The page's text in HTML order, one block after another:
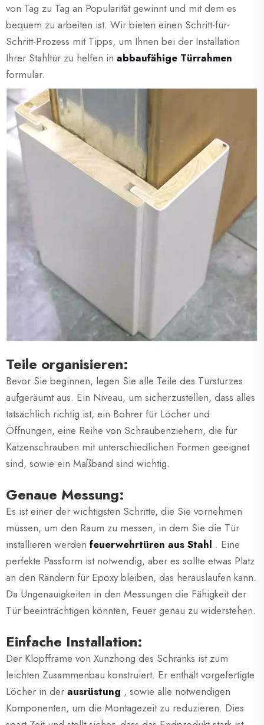
von Tag zu Tag an Popularität gewinnt und mit dem es
bequem zu arbeiten ist. Wir bieten einen Schritt-für-
Schritt-Prozess mit Tipps, um Ihnen bei der Installation
Ihrer Stahltür zu helfen in abbaufähige Türrahmen
formular.
Teile organisieren:
Bevor Sie beginnen, legen Sie alle Teile des Türsturzes
aufgeräumt aus. Ein Niveau, um sicherzustellen, dass alles
tatsächlich richtig ist, ein Bohrer für Löcher und
Öffnungen, eine Reihe von Schraubenziehern, die für
Katzenschrauben mit unterschiedlichen Formen geeignet
sind, sowie ein Maßband sind wichtig.
Genaue Messung:
Es ist einer der wichtigsten Schritte, die Sie vornehmen
müssen, um den Raum zu messen, in dem Sie die Tür
installieren werden feuerwehrtüren aus Stahl . Eine
perfekte Passform ist notwendig, aber es sollte etwas Platz
an den Rändern für Epoxy bleiben, das herauslaufen kann.
Da Ungenauigkeiten in den Messungen die Fähigkeit der
Tür beeinträchtigen könnten, Feuer genau zu widerstehen.
Einfache Installation:
Der Klopfframe von Xunzhong des Schranks ist zum
leichten Zusammenbau konstruiert. Er enthält vorgefertigte
Löcher in der ausrüstung , sowie alle notwendigen
Komponenten, um die Montagezeit zu reduzieren. Dies